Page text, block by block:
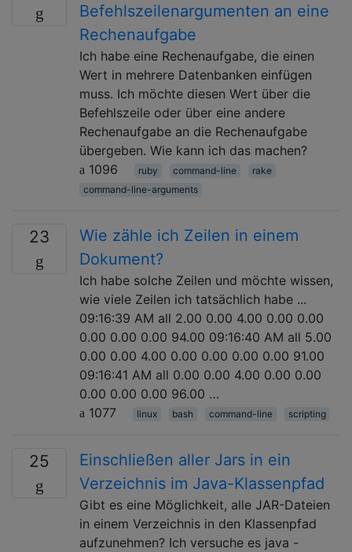
Befehlszeilenargumenten an eine
Rechenaufgabe
Ich habe eine Rechenaufgabe, die einen
Wert in mehrere Datenbanken einfügen
muss. Ich möchte diesen Wert über die
Befehlszeile oder über eine andere
Rechenaufgabe an die Rechenaufgabe
übergeben. Wie kann ich das machen?
1096
ruby command-line
rake
command-line-arguments
23
Wie zähle ich Zeilen in einem
Dokument?
Ich habe solche Zeilen und möchte wissen,
wie viele Zeilen ich tatsächlich habe ...
09:16:39 AM all 2.00 0.00 4.00 0.00 0.00
0.00 0.00 0.00 94.00 09:16:40 AM all 5.00
0.00 0.00 4.00 0.00 0.00 0.00 0.00 91.00
09:16:41 AM all 0.00 0.00 4.00 0.00 0.00
0.00 0.00 0.00 96.00 …
1077
linux bash command-line scripting
25
Einschließen aller Jars in ein
Verzeichnis im Java-Klassenpfad
Gibt es eine Möglichkeit, alle JAR-Dateien
in einem Verzeichnis in den Klassenpfad
aufzunehmen? Ich versuche es java -